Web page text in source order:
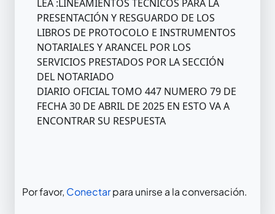
LEA :LINEAMIENTOS TÉCNICOS PARA LA
PRESENTACIÓN Y RESGUARDO DE LOS
LIBROS DE PROTOCOLO E INSTRUMENTOS
NOTARIALES Y ARANCEL POR LOS
SERVICIOS PRESTADOS POR LA SECCIÓN
DEL NOTARIADO
DIARIO OFICIAL TOMO 447 NUMERO 79 DE
FECHA 30 DE ABRIL DE 2025 EN ESTO VA A
ENCONTRAR SU RESPUESTA
Por favor, Conectarpara unirse a la conversación.